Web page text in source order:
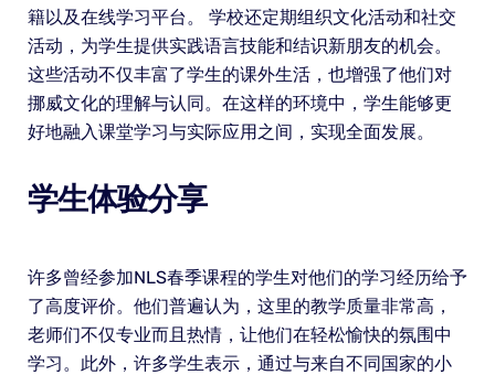
籍以及在线学习平台。 学校还定期组织文化活动和社交
活动，为学生提供实践语言技能和结识新朋友的机会。
这些活动不仅丰富了学生的课外生活，也增强了他们对
挪威文化的理解与认同。在这样的环境中，学生能够更
好地融入课堂学习与实际应用之间，实现全面发展。
学生体验分享
许多曾经参加NLS春季课程的学生对他们的学习经历给予
了高度评价。他们普遍认为，这里的教学质量非常高，
老师们不仅专业而且热情，让他们在轻松愉快的氛围中
学习。此外，许多学生表示，通过与来自不同国家的小